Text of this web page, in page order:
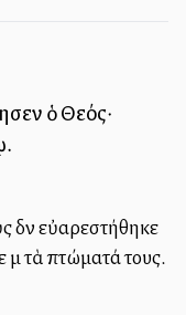
ὁ Θεός·
δὲν εὐαρεστήθηκε
τὰ πτώματά τους.